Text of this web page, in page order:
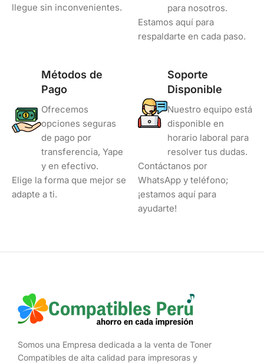
llegue sin inconvenientes.
para nosotros.
Estamos aquí para
respaldarte en cada paso.
Métodos de
Pago
Ofrecemos
opciones seguras
de pago por
transferencia, Yape
y en efectivo.
Elige la forma que mejor se
adapte a ti.
Soporte
Disponible
Nuestro equipo está
disponible en
horario laboral para
resolver tus dudas.
Contáctanos por
WhatsApp y teléfono;
¡estamos aquí para
ayudarte!
Somos una Empresa dedicada a la venta de Toner
Compatibles de alta calidad para impresoras y